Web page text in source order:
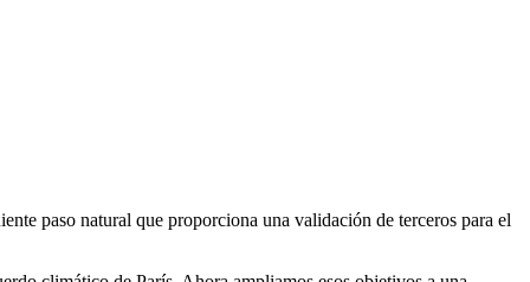
paso natural que proporciona una validación de terceros para el